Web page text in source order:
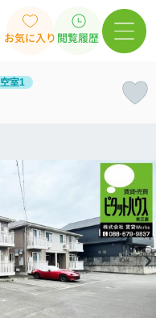
お気に入り 閲覧履歴
空室1